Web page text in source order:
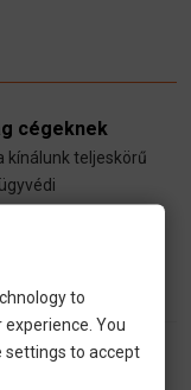
cégeknek
kínálunk teljeskörű
to
You
settings to accept